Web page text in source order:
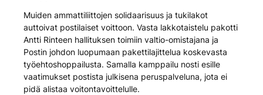
Muiden ammattiliittojen solidaarisuus ja tukilakot
auttoivat postilaiset voittoon. Vasta lakkotaistelu pakotti
Antti Rinteen hallituksen toimiin valtio-omistajana ja
Postin johdon luopumaan pakettilajittelua koskevasta
työehtoshoppailusta. Samalla kamppailu nosti esille
vaatimukset postista julkisena peruspalveluna, jota ei
pidä alistaa voitontavoittelulle.